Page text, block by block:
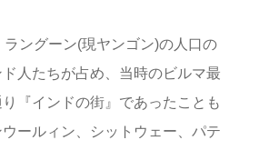
ングーン(現ヤンゴン)の人口の
人たちが占め、当時のビルマ最
『インドの街』であったことも
ールィン、シットウェー、パテ